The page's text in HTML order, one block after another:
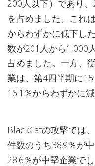
200人以下）であり
を占めました。これ
からわずかに低下し
数が201人から1,000
占めました。一方、
業は、第4四半期に
16.1％からわずかに減
BlackCatの攻撃では
件数のうち38.9％が
28.6％が中堅企業で